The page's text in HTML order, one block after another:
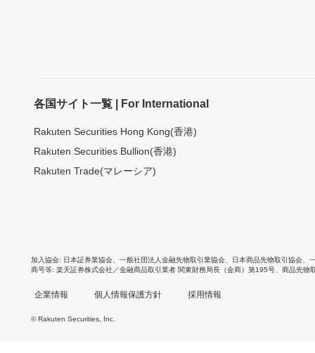
各国サイト一覧 | For International
Rakuten Securities Hong Kong(香港)
Rakuten Securities Bullion(香港)
Rakuten Trade(マレーシア)
加入協会 日本証券業協会 一般社団法人金融先物取引業協会 日本商品先物取引協会
商号等 楽天証券株式会社／金融商品取引業者 関東財務局長（金商）第195号、商品先物
企業情報 個人情報保護方針 採用情報
© Rakuten Securities, Inc.